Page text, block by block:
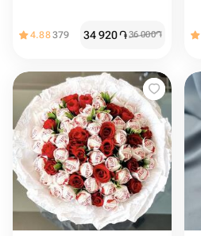
4.88379 34 920֏36 000֏